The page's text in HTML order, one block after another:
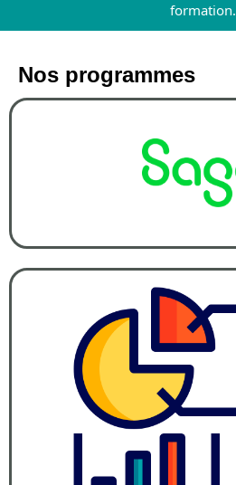
formation.
Nos programmes